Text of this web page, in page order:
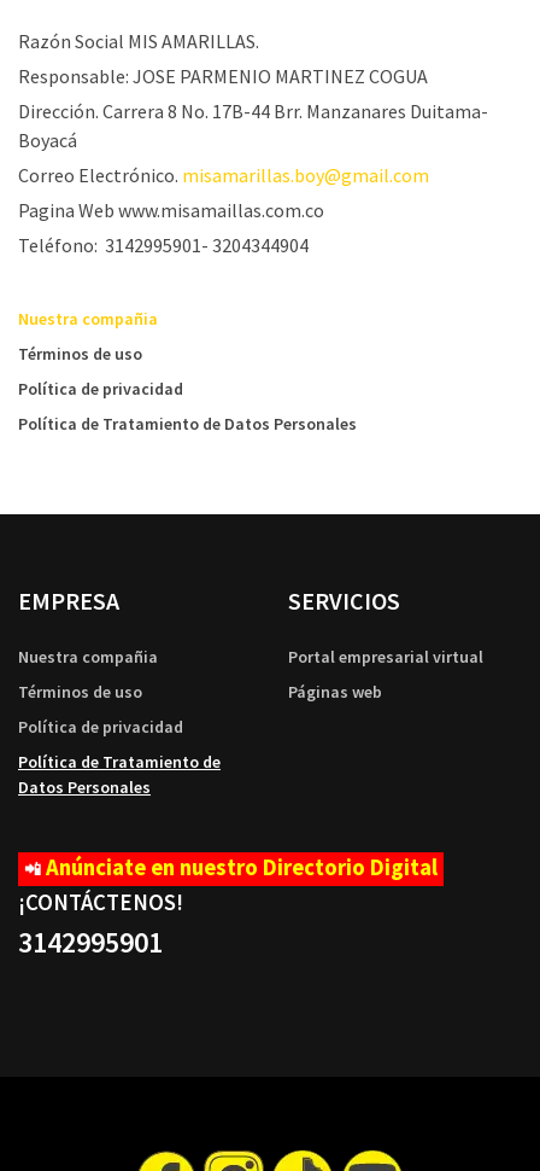
Razón Social MIS AMARILLAS.
Responsable: JOSE PARMENIO MARTINEZ COGUA
Dirección. Carrera 8 No. 17B-44 Brr. Manzanares Duitama-
Boyacá
Correo Electrónico. misamarillas.boy@gmail.com
Pagina Web www.misamaillas.com.co
Teléfono: 3142995901- 3204344904
Nuestra compañia
Términos de uso
Política de privacidad
Política de Tratamiento de Datos Personales
EMPRESA
Nuestra compañia
Términos de uso
Política de privacidad
Política de Tratamiento de
Datos Personales
SERVICIOS
Portal empresarial virtual
Páginas web
📲 Anúnciate en nuestro Directorio Digital
¡CONTÁCTENOS!
3142995901